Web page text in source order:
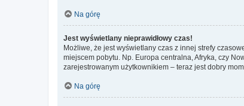
Na górę
Jest wyświetlany nieprawidłowy czas!
Możliwe, że jest wyświetlany czas z innej strefy
miejscem pobytu. Np. Europa centralna, Afryka, czy
zarejestrowanym użytkownikiem – teraz jest dobry
Na górę